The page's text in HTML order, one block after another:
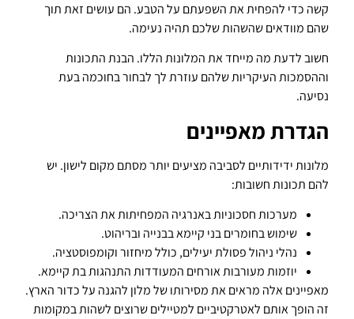
קשה כדי להפחית את השפעתם על הטבע. הם עושים זאת תוך
שהם מוודאים שהשהות שלכם תהיה נעימה.
חשוב לדעת מה מייחד את המלונות הללו. הבנת התכונות
וההסמכות העיקריות שלהם עוזרת לך לבחור בחוכמה בעת
נסיעה.
הגדרת מאפיינים
מלונות ידידותיים לסביבה מציעים יותר מסתם מקום לישון. יש
להם תכונות חשובות:
מערכות חסכוניות באנרגיה המפחיתות את הצריכה.
שימוש בחומרים בני קיימא בבנייה ובריהוט.
נהלי ניהול פסולת יעילים, כולל מיחזור וקומפוסטציה.
יוזמות מעורבות אורחים המעודדות התנהגות בת קיימא.
מאפיינים אלה מראים את מסירותו של מלון להגנה על כדור הארץ.
זה הופך אותם לאטרקטיביים למטיילים שרוצים לשהות במקומות